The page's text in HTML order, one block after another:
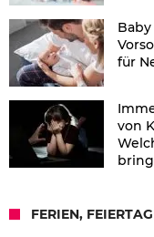
für
von
FERIEN,